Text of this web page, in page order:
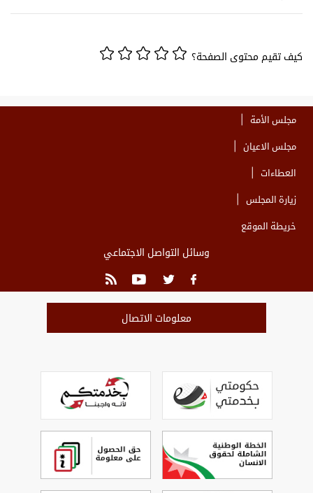
كيف تقيم محتوى الصفحة؟
مجلس الأمة
مجلس الاعيان
العطاءات
زيارة المجلس
خريطة الموقع
وسائل التواصل الاجتماعي
معلومات الاتصال